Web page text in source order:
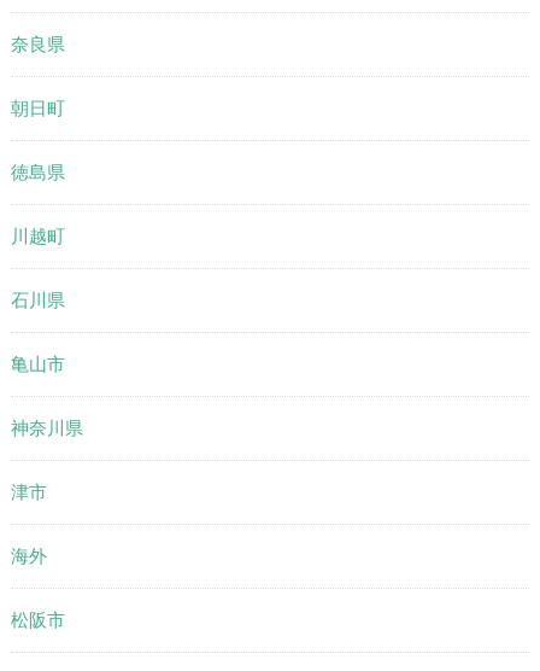
奈良県
朝日町
徳島県
川越町
石川県
亀山市
神奈川県
津市
海外
松阪市